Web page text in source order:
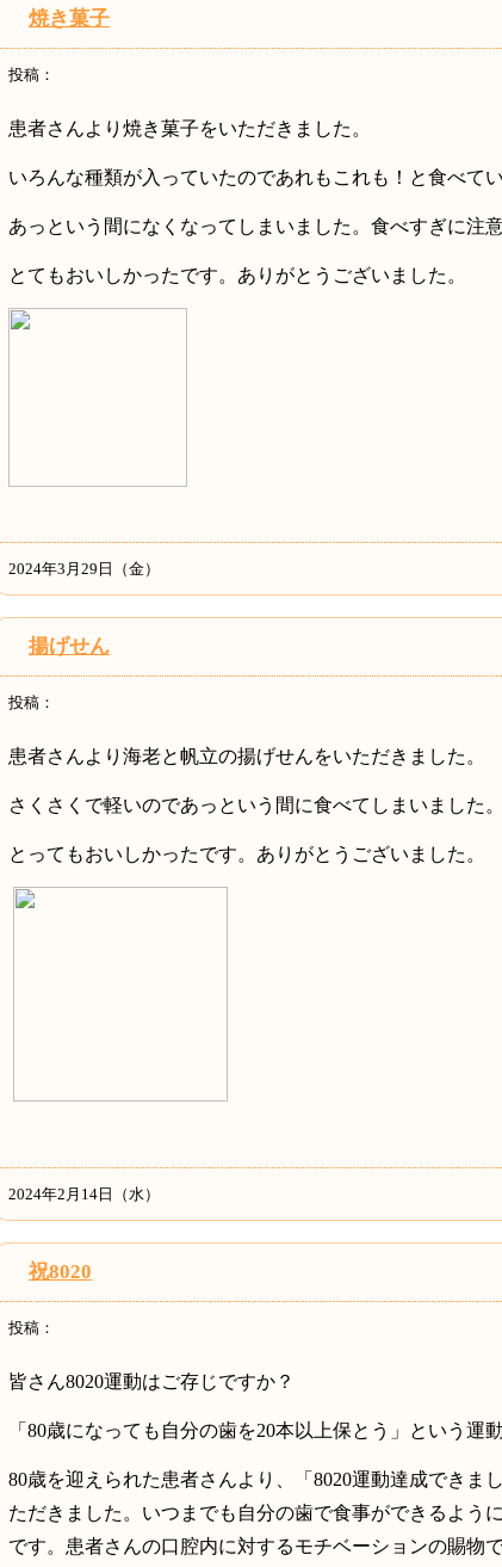
焼き菓子
投稿：
患者さんより焼き菓子をいただきました。
いろんな種類が入っていたのであれもこれも！と食べてい
あっという間になくなってしまいました。食べすぎに注意
とてもおいしかったです。ありがとうございました。
2024年3月29日（金）
揚げせん
投稿：
患者さんより海老と帆立の揚げせんをいただきました。
さくさくで軽いのであっという間に食べてしまいました。
とってもおいしかったです。ありがとうございました。
2024年2月14日（水）
祝8020
投稿：
皆さん8020運動はご存じですか？
「 80歳になっても自分の歯を20本以上保とう」という運動
80歳を迎えられた患者さんより、「8020運動達成できま
ただきました。 いつまでも自分の歯で食事ができるよう
です。患者さんの口腔内に対するモチベーションの賜物